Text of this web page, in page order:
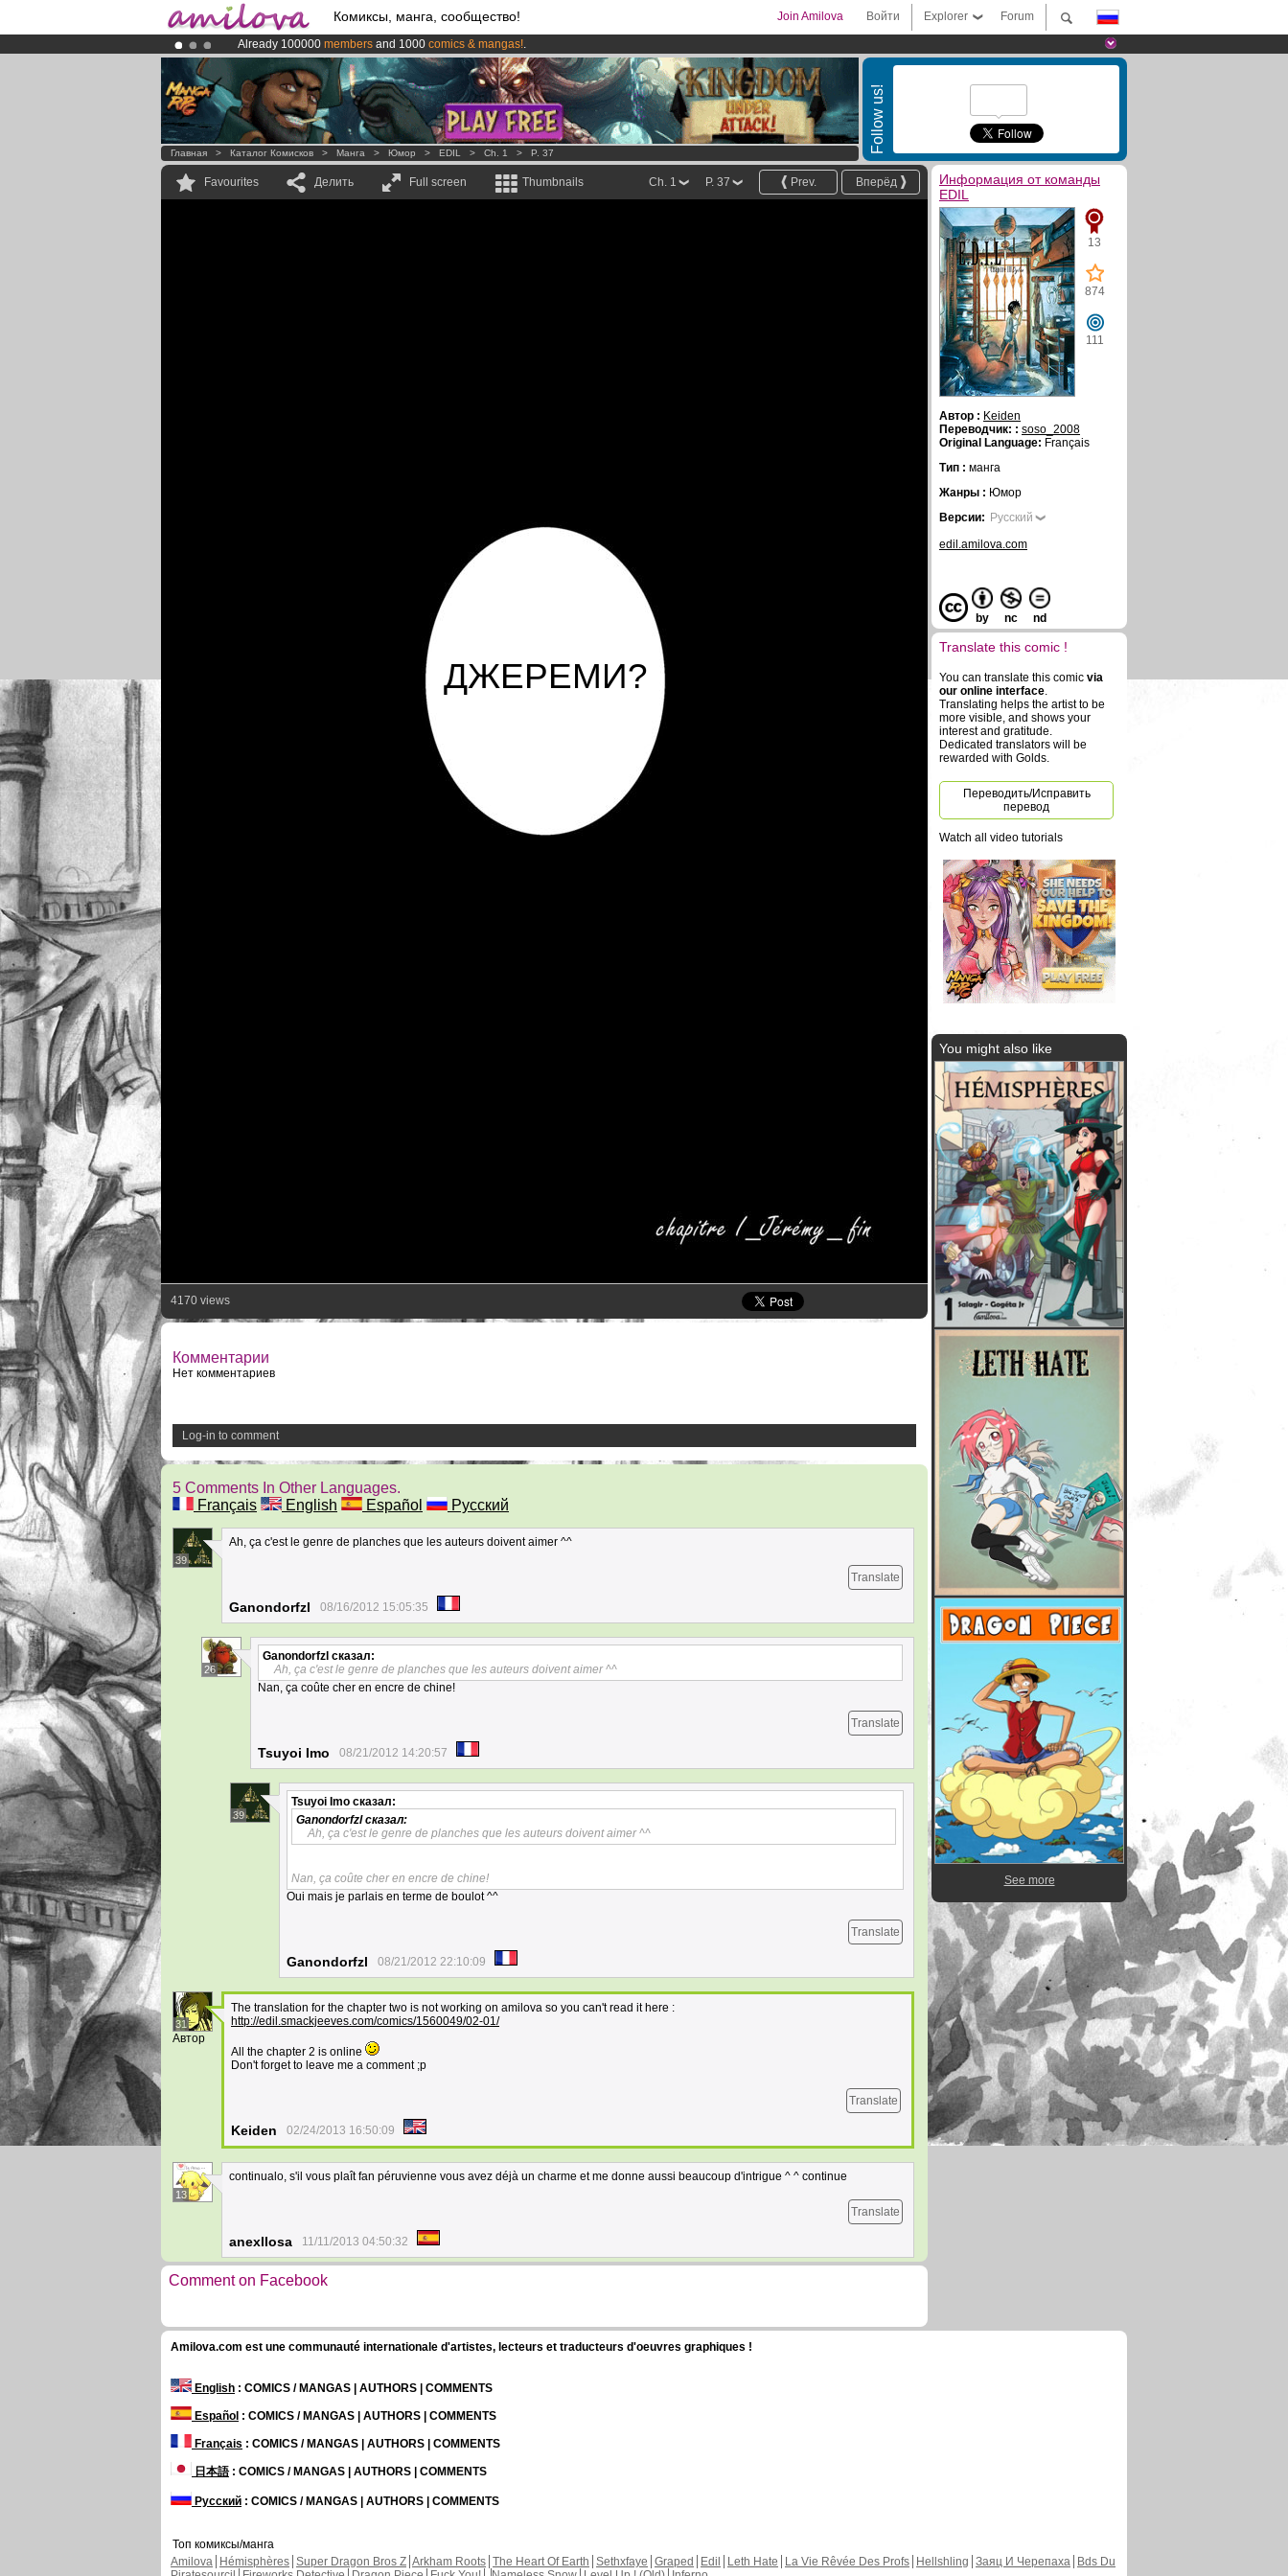
Комиксы, манга, сообщество! Forum
Explorer
Войти
Join Amilova
Already 100000 members and 1000 comics & mangas!.
AmilovaKickstarter is now LIVE!.
Premium membership from3.95 euros per month !Get membership now
Follow us!
Главная > Каталог Комисков > Манга > Юмор > EDIL > Ch. 1 > P. 37
Favourites Делить Full screen Thumbnails Вперёд
Prev.
P. 37
Ch. 1
ДЖЕРЕМИ?
4170 views
Комментарии
Нет комментариев
Log-in to comment
5 Comments In Other Languages.
Français
English Español Русский
39
Ah, ça c'est le genre de planches que les auteurs doivent aimer ^^
Translate
Ganondorfzl 08/16/2012 15:05:35
26
Ganondorfzl сказал:
Ah, ça c'est le genre de planches que les auteurs doivent aimer ^^
Nan, ça coûte cher en encre de chine!
Translate
Tsuyoi Imo 08/21/2012 14:20:57
39
Tsuyoi Imo сказал:
Ganondorfzlсказал:
Ah, ça c'est le genre de planches que les auteurs doivent aimer ^^
Nan, ça coûte cher en encre de chine!
Oui mais je parlais en terme de boulot ^^
Translate
Ganondorfzl 08/21/2012 22:10:09
31
Автор
The translation for the chapter two is not working on amilova so you can't read it here :
http://edil.smackjeeves.com/comics/1560049/02-01/
All the chapter 2 is online
Don't forget to leave me a comment ;p
Translate
Keiden 02/24/2013 16:50:09
13
continualo, s'il vous plaît fan péruvienne vous avez déjà un charme et me donne aussi beaucoup d'intrigue ^ ^ continue
Translate
anexllosa 11/11/2013 04:50:32
Comment on Facebook
Информация от команды
EDIL
13
874
111
Автор : Keiden
Переводчик: : soso_2008
Original Language: Français
Тип : манга
Жанры : Юмор
Версии: Русский
edil.amilova.com
by nc nd
Translate this comic !
You can translate this comic via
our online interface.
Translating helps the artist to be
more visible, and shows your
interest and gratitude.
Dedicated translators will be
rewarded with Golds.
Переводить/Исправить
перевод
Watch all video tutorials
You might also like
See more
Amilova.com est une communauté internationale d'artistes, lecteurs et traducteurs d'oeuvres graphiques !
English : COMICS / MANGAS | AUTHORS | COMMENTS
Español : COMICS / MANGAS | AUTHORS | COMMENTS
Français : COMICS / MANGAS | AUTHORS | COMMENTS
日本語: COMICS / MANGAS | AUTHORS | COMMENTS
Русский : COMICS / MANGAS | AUTHORS | COMMENTS
Топ комиксы/манга
Amilova
Hémisphères Super Dragon Bros Z Arkham Roots The Heart Of Earth Sethxfaye Graped Edil Leth Hate La Vie Rêvée Des Profs Hellshling Заяц И Черепаха
Bds Du